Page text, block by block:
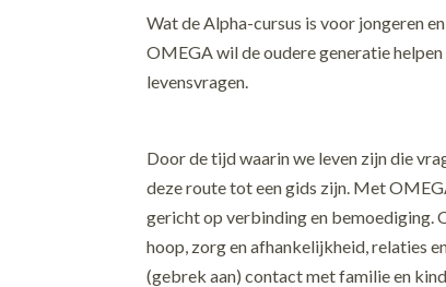
Wat de Alpha-cursus is voor jongeren
OMEGA wil de oudere generatie
levensvragen.
Door de tijd waarin we leven zijn die
deze route tot een gids zijn. Met
gericht op verbinding en bemoediging.
hoop, zorg en afhankelijkheid, relaties
(gebrek aan) contact met familie en